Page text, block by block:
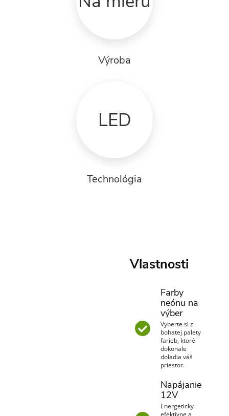
Výroba
LED
Technológia
Vlastnosti
Farby
neónu na
výber
Vyberte si z
bohatej palety
farieb, ktoré
dokonale
doladia váš
priestor.
Napájanie
12V
Energeticky
efektívne a